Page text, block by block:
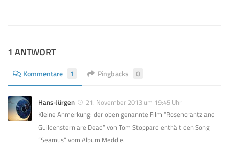
1 ANTWORT
Kommentare 1 Pingbacks 0
Hans-Jürgen
21. November 2013 um 19:45 Uhr
Kleine Anmerkung: der oben genannte Film “Rosencrantz and
Guildenstern are Dead” von Tom Stoppard enthält den Song
“Seamus” vom Album Meddle.